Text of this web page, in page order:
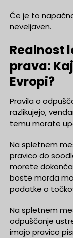
Če je to
neveljaven.
Realnost
prava:
Evropi?
Pravila o
razlikujejo,
temu morate
Na spletnem
pravico do
morete
boste morda
podatke o
Na spletnem
odpuščanje
imajo pravico